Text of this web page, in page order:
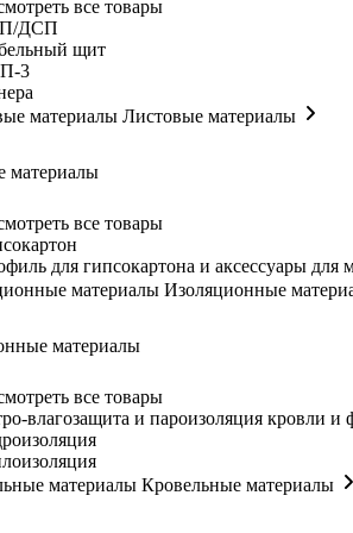
все товары
ДСП
щит
3
Листовые материалы
материалы
все товары
для гипсокартона и аксессуары для
Изоляционные
материалы
все товары
влагозащита и пароизоляция кровли и
Кровельные материалы